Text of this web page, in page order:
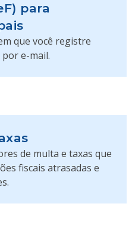
para
que você registre
e-mail.
de multa e taxas que
fiscais atrasadas e